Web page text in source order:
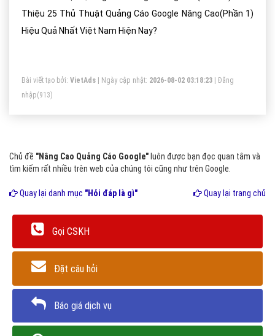
Thiệu 25 Thủ Thuật Quảng Cáo Google Nâng Cao(Phần 1)
Hiệu Quả Nhất Việt Nam Hiện Nay?
Bài viết tạo bởi: VietAds | Ngày cập nhật: 2026-08-02 03:18:23
Đăng
nhập(913)
Chủ đề "Nâng Cao Quảng Cáo Google" luôn được bạn đọc quan tâm và
tìm kiếm rất nhiều trên web của chúng tôi cũng như trên Google.
Quay lại danh mục "Hỏi đáp là gì" Quay lại trang chủ
Gọi CSKH
Đặt câu hỏi
Báo giá dịch vụ